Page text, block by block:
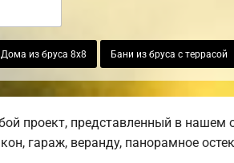
Дома из бруса 8х8 Бани из бруса с террасой
проект, представленный в нашем
гараж, веранду, панорамное